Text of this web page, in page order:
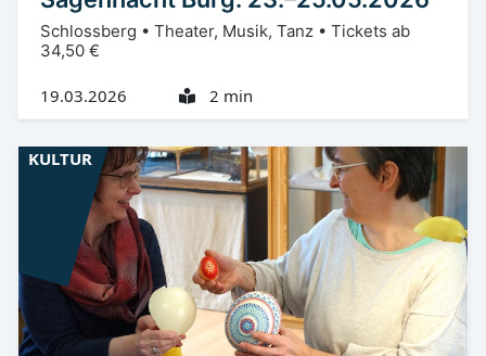
Schlossberg • Theater, Musik, Tanz • Tickets ab
34,50 €
19.03.2026 2 min
KULTUR